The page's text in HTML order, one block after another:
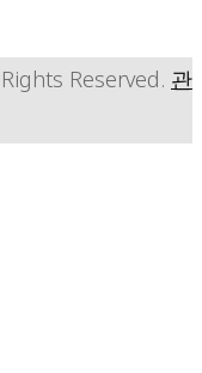
Reserved. 관